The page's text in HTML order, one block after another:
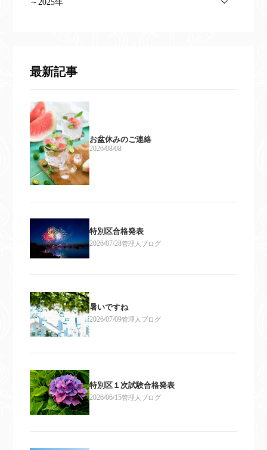
～2025年
最新記事
お盆休みのご連絡
2026/08/08
特別区合格発表
2026/07/28管理人ブログ
暑いですね
2026/07/09管理人ブログ
特別区１次試験合格発表
2026/06/15管理人ブログ